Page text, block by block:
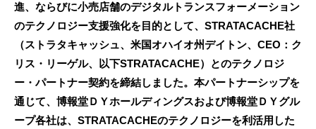
進、ならびに小売店舗のデジタルトランスフォーメーション
のテクノロジー支援強化を目的として、STRATACACHE社
（ストラタキャッシュ、米国オハイオ州デイトン、CEO：ク
リス・リーゲル、以下STRATACACHE）とのテクノロジ
ー・パートナー契約を締結しました。本パートナーシップを
通じて、博報堂ＤＹホールディングスおよび博報堂ＤＹグル
ープ各社は、STRATACACHEのテクノロジーを利活用した